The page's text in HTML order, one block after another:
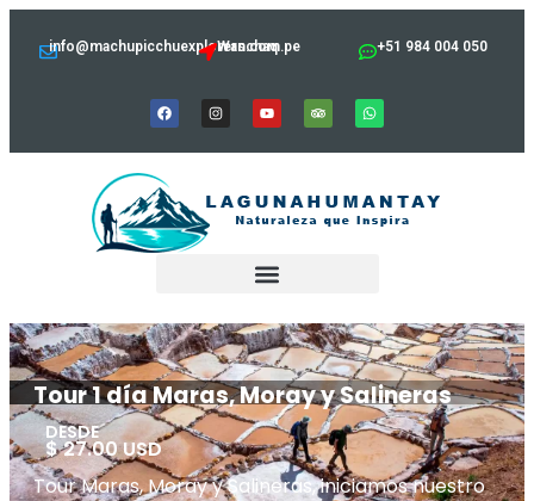
info@machupicchuexplorers.com.pe
Wanchaq +51 984 004 050
Tour 1 día Maras, Moray y Salineras
DESDE
$ 27.00 USD
Tour Maras, Moray y Salineras, iniciamos nuestro